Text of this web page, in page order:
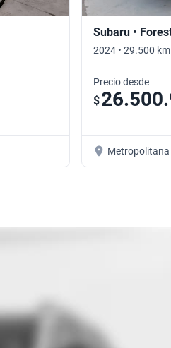
Subaru •
2024 • 29.500
Precio desde
$